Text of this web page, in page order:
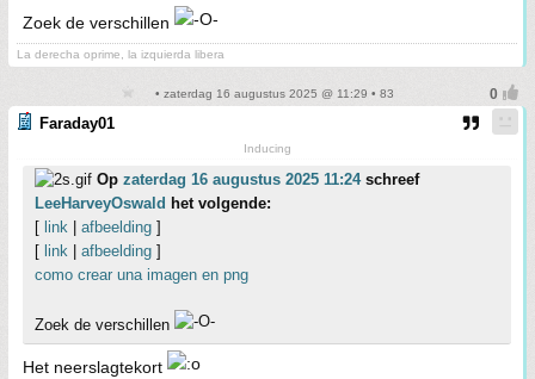
Zoek de verschillen
La derecha oprime, la izquierda libera
• zaterdag 16 augustus 2025 @ 11:29 • 83
Faraday01
Inducing
Op zaterdag 16 augustus 2025 11:24schreef
LeeHarveyOswald het volgende:
[ link afbeelding ]
[ link afbeelding ]
como crear una imagen en png
Zoek de verschillen
Het neerslagtekort